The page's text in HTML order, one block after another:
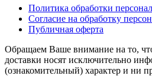
Политика обработки
Согласие на обработку
Публичная оферта
Обращаем Ваше внимание на то,
доставки носят исключительно
(ознакомительный) характер и ни